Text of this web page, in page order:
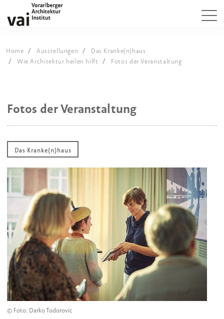
Home Ausstellungen
Das Kranke(n)haus
Wie Architektur heilen hilft
Fotos der Veranstaltung
Fotos der Veranstaltung
Das Kranke(n)haus
© Foto: Darko Todorovic